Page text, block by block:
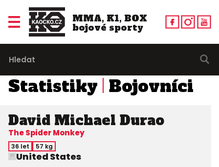
MMA, K1, BOX
bojové sporty
Statistiky Bojovníci
David Michael Durao
The Spider Monkey
36 let 57 kg
United States